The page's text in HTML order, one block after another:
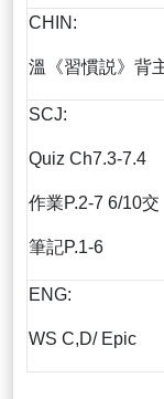
CHIN:
溫《習慣説》背
SCJ:
Quiz Ch7.3-7.4
作業P.2-7 6/10交
筆記P.1-6
ENG:
WS C,D/ Epic